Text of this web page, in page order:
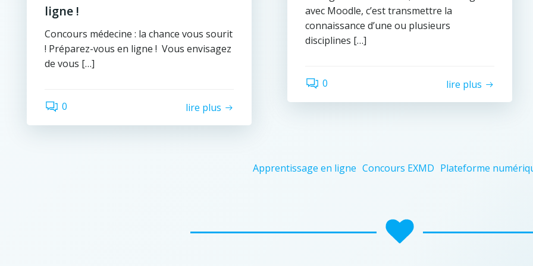
ligne !
Concours médecine : la chance vous sourit
! Préparez-vous en ligne ! Vous envisagez
de vous […]
0 lire plus
avec Moodle, c’est transmettre la
connaissance d’une ou plusieurs
disciplines […]
0 lire plus
Apprentissage en ligne Concours EXMD Plateforme